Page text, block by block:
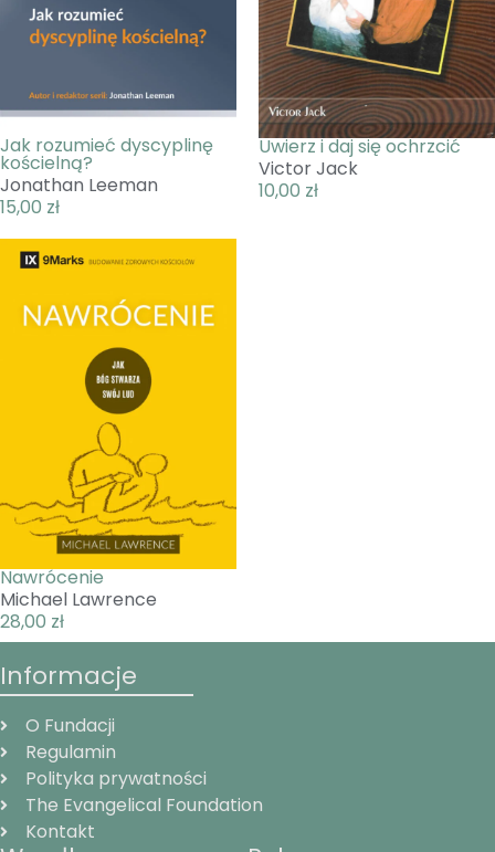
Jak rozumieć dyscyplinę
kościelną?
Jonathan Leeman
15,00 zł
Uwierz i daj się ochrzcić
Victor Jack
10,00 zł
Nawrócenie
Michael Lawrence
28,00 zł
Informacje
O Fundacji
Regulamin
Polityka prywatności
The Evangelical Foundation
Kontakt